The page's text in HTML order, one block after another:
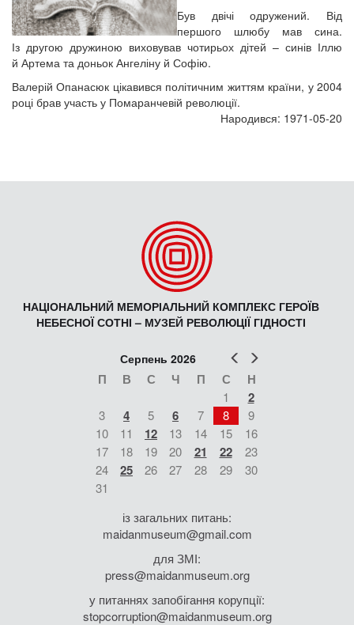
Був двічі одружений. Від
першого шлюбу мав сина.
Із другою дружиною виховував чотирьох дітей – синів Іллю
й Артема та доньок Ангеліну й Софію.
Валерій Опанасюк цікавився політичним життям країни, у 2004
році брав участь у Помаранчевій революції.
Народився: 1971-05-20
НАЦІОНАЛЬНИЙ МЕМОРІАЛЬНИЙ КОМПЛЕКС ГЕРОЇВ
НЕБЕСНОЇ СОТНІ – МУЗЕЙ РЕВОЛЮЦІЇ ГІДНОСТІ
Попер
Серпень 2026
П В С Ч П С Н
1 2
3 4 5 6 7 8
9
10
11 12 13 14 15
16
17
18 19 20 21 22
23
24
25 26 27 28 29
30
31
із загальних питань:
maidanmuseum@gmail.com
для ЗМІ:
press@maidanmuseum.org
у питаннях запобігання корупції:
stopcorruption@maidanmuseum.org